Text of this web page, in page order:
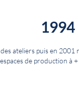
1994
ateliers puis en
espaces de production à